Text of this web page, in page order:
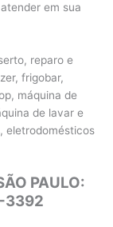
em sua
reparo e
frigobar,
máquina de
de lavar e
eletrodomésticos
PAULO:
3392